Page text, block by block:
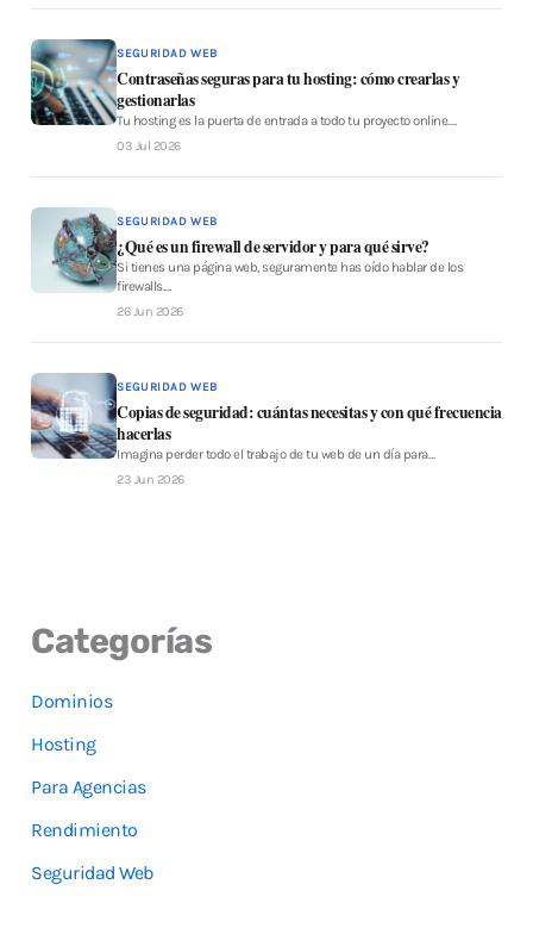
SEGURIDAD WEB
Contraseñas seguras para tu hosting: cómo crearlas y
gestionarlas
Tu hosting es la puerta de entrada a todo tu proyecto online.…
03 Jul 2026
SEGURIDAD WEB
¿Qué es un firewall de servidor y para qué sirve?
Si tienes una página web, seguramente has oído hablar de los
firewalls.…
26 Jun 2026
SEGURIDAD WEB
Copias de seguridad: cuántas necesitas y con qué frecuencia
hacerlas
Imagina perder todo el trabajo de tu web de un día para…
23 Jun 2026
Categorías
Dominios
Hosting
Para Agencias
Rendimiento
Seguridad Web